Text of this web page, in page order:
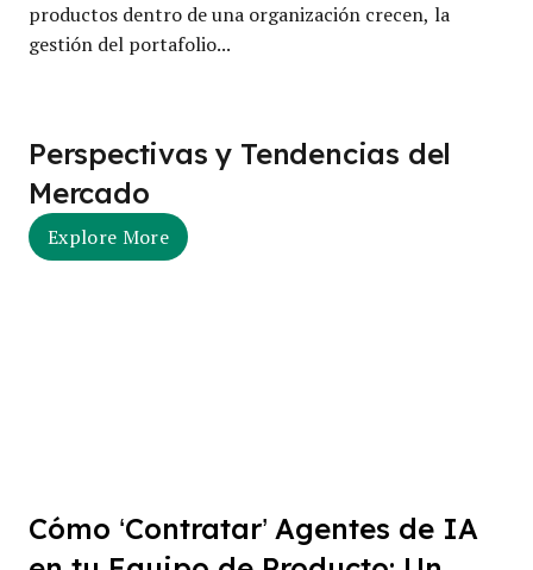
productos dentro de una organización crecen, la
gestión del portafolio...
Perspectivas y Tendencias del
Mercado
Explore More
Cómo ‘Contratar’ Agentes de IA